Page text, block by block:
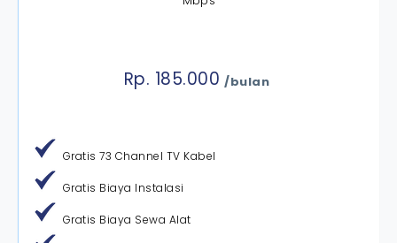
Rp. 185.000 /bulan
Gratis 73 Channel TV Kabel
Gratis Biaya Instalasi
Gratis Biaya Sewa Alat